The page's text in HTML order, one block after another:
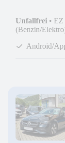
Unfallfrei • EZ
(Benzin/
Android/